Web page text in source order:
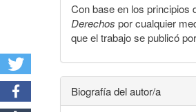
Con base en los principios
Derechos por cualquier
que el trabajo se publicó
Biografía del autor/a